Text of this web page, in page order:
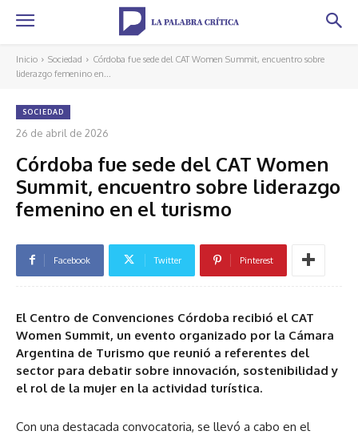
Inicio Sociedad
Córdoba fue sede del CAT Women Summit, encuentro sobre
liderazgo femenino en...
SOCIEDAD
26 de abril de 2026
Córdoba fue sede del CAT Women
Summit, encuentro sobre liderazgo
femenino en el turismo
Facebook Twitter Pinterest
El Centro de Convenciones Córdoba recibió el CAT
Women Summit, un evento organizado por la Cámara
Argentina de Turismo que reunió a referentes del
sector para debatir sobre innovación, sostenibilidad y
el rol de la mujer en la actividad turística.
Con una destacada convocatoria, se llevó a cabo en el